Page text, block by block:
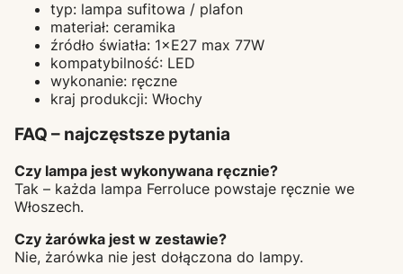
typ: lampa sufitowa / plafon
materiał: ceramika
źródło światła: 1×E27 max 77W
kompatybilność: LED
wykonanie: ręczne
kraj produkcji: Włochy
FAQ – najczęstsze pytania
Czy lampa jest wykonywana ręcznie?
Tak – każda lampa Ferroluce powstaje ręcznie we
Włoszech.
Czy żarówka jest w zestawie?
Nie, żarówka nie jest dołączona do lampy.